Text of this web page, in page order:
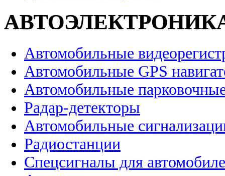
Автомобильные
Автомобильные GPS
Автомобильные
Радар-детекторы
Автомобильные
Радиостанции
Спецсигналы для